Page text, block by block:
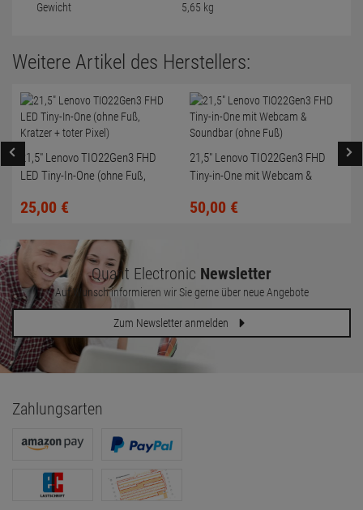
Gewicht 5,65 kg
Weitere Artikel des Herstellers:
21,5" Lenovo TIO22Gen3 FHD
LED Tiny-In-One (ohne Fuß,
25,00 €
21,5" Lenovo TIO22Gen3 FHD
Tiny-in-One mit Webcam &
50,00 €
Quant Electronic Newsletter
Auf Wunsch informieren wir Sie gerne über neue Angebote
Zum Newsletter anmelden
Zahlungsarten